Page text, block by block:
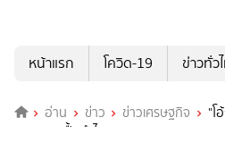
หน้าแรก
โควิด-19 ข่าวทั่ว
อ่าน ข่าว ข่าวเศรษฐกิจ
"โ
Ground" ฟื้นกำไร